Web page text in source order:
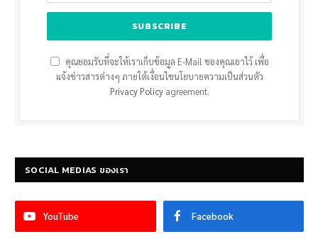
คุณยอมรับที่จะให้เราเก็บข้อมูล E-Mail ของคุณเอาไว้ เพื่อ
แจ้งข่าวสารต่างๆ ภายใต้เงื่อนไขนโยบายความเป็นส่วนตัว
Privacy Policyagreement.
SOCIAL MEDIAS ของเรา
YouTube Facebook